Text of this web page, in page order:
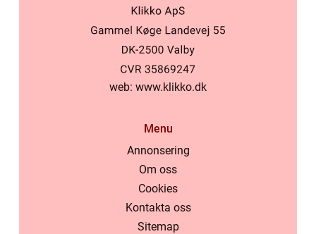
web: www.klikko.dk
Menu
Annonsering
Om oss
Cookies
Kontakta oss
Sitemap